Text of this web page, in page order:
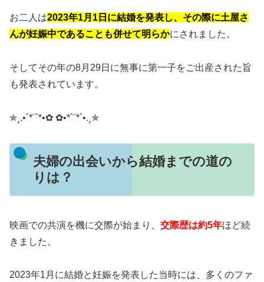
お二人は2023年1月1日に結婚を発表し、その際に土屋さ
んが妊娠中であることも併せて明らかにされました。
そしてその年の8月29日に無事に第一子をご出産された旨
も発表されています。
✯¸.•´*¨`*•✿ ✿•*`¨*`•.¸✯
夫婦の出会いから結婚までの道の
りは？
映画での共演を機に交際が始まり、 交際歴は約5年ほど続
きました。
2023年1月に結婚と妊娠を発表した当時には、多くのファ